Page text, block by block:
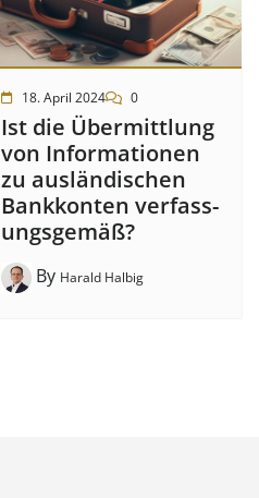
18. April 2024 0
Ist die Über­mitt­lung
von In­for­mat­ion­en
zu aus­länd­isch­en
Bank­kont­en ver­fass­
ungs­ge­mäß?
By Harald Halbig